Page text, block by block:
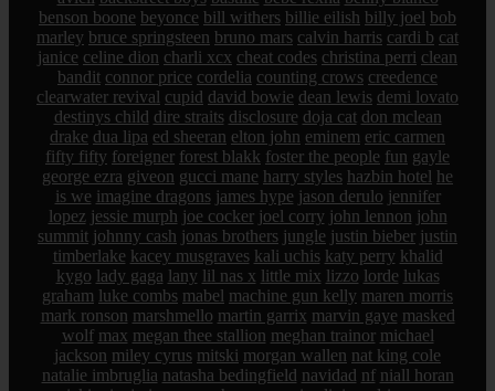
benson boone beyonce bill withers billie eilish billy joel bob
marley bruce springsteen bruno mars calvin harris cardi b cat
janice celine dion charli xcx cheat codes christina perri clean
bandit connor price cordelia counting crows creedence
clearwater revival cupid david bowie dean lewis demi lovato
destinys child dire straits disclosure doja cat don mclean
drake dua lipa ed sheeran elton john eminem eric carmen
fifty fifty foreigner forest blakk foster the people fun gayle
george ezra giveon gucci mane harry styles hazbin hotel he
is we imagine dragons james hype jason derulo jennifer
lopez jessie murph joe cocker joel corry john lennon john
summit johnny cash jonas brothers jungle justin bieber justin
timberlake kacey musgraves kali uchis katy perry khalid
kygo lady gaga lany lil nas x little mix lizzo lorde lukas
graham luke combs mabel machine gun kelly maren morris
mark ronson marshmello martin garrix marvin gaye masked
wolf max megan thee stallion meghan trainor michael
jackson miley cyrus mitski morgan wallen nat king cole
natalie imbruglia natasha bedingfield navidad nf niall horan